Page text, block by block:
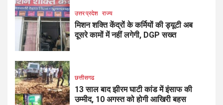
उत्तर प्रदेश राज्य
मिशन शक्ति केंद्रों के कर्मियों की ड्यूटी अब
दूसरे कामों में नहीं लगेगी, DGP सख्त
छत्तीसगढ
13 साल बाद झीरम घाटी कांड में इंसाफ की
उम्मीद, 10 अगस्त को होगी आखिरी बहस